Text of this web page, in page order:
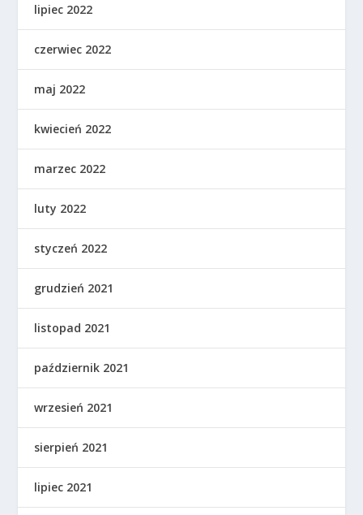
lipiec 2022
czerwiec 2022
maj 2022
kwiecień 2022
marzec 2022
luty 2022
styczeń 2022
grudzień 2021
listopad 2021
październik 2021
wrzesień 2021
sierpień 2021
lipiec 2021